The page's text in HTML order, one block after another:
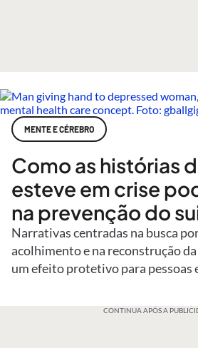
MENTE E CÉREBRO
Como as histórias
esteve em crise
na prevenção do
Narrativas centradas na busca
acolhimento e na reconstrução
um efeito protetivo para pessoas
CONTINUA APÓS A